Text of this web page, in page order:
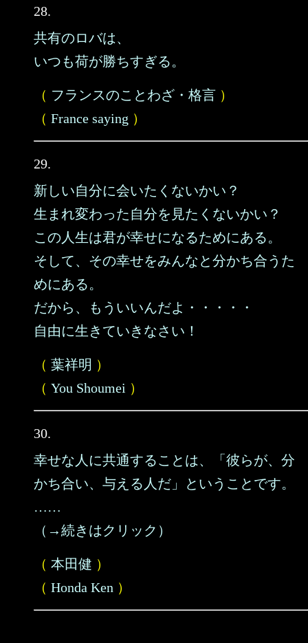
28.
共有のロバは、
いつも荷が勝ちすぎる。
（ フランスのことわざ・格言 ）
（ France saying ）
29.
新しい自分に会いたくないかい？
生まれ変わった自分を見たくないかい？
この人生は君が幸せになるためにある。
そして、その幸せをみんなと分かち合うた
めにある。
だから、もういいんだよ・・・・・
自由に生きていきなさい！
（ 葉祥明 ）
（ You Shoumei ）
30.
幸せな人に共通することは、「彼らが、分
かち合い、与える人だ」ということです。
……
（→続きはクリック）
（ 本田健 ）
（ Honda Ken ）